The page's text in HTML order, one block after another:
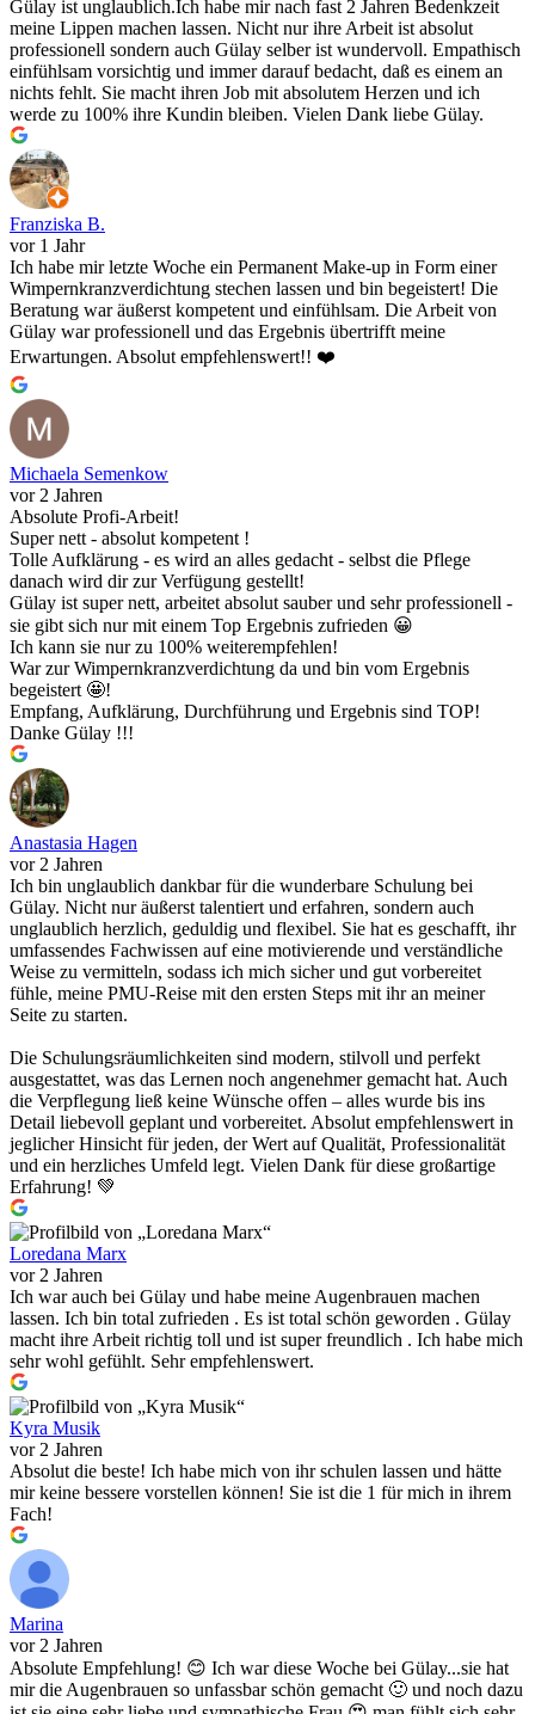
Gülay ist unglaublich.Ich habe mir nach fast 2 Jahren Bedenkzeit
meine Lippen machen lassen. Nicht nur ihre Arbeit ist absolut
professionell sondern auch Gülay selber ist wundervoll. Empathisch
einfühlsam vorsichtig und immer darauf bedacht, daß es einem an
nichts fehlt. Sie macht ihren Job mit absolutem Herzen und ich
werde zu 100% ihre Kundin bleiben. Vielen Dank liebe Gülay.
Franziska B.
vor 1 Jahr
Ich habe mir letzte Woche ein Permanent Make-up in Form einer
Wimpernkranzverdichtung stechen lassen und bin begeistert! Die
Beratung war äußerst kompetent und einfühlsam. Die Arbeit von
Gülay war professionell und das Ergebnis übertrifft meine
Erwartungen. Absolut empfehlenswert!! ❤️
Michaela Semenkow
vor 2 Jahren
Absolute Profi-Arbeit!
Super nett - absolut kompetent !
Tolle Aufklärung - es wird an alles gedacht - selbst die Pflege
danach wird dir zur Verfügung gestellt!
Gülay ist super nett, arbeitet absolut sauber und sehr professionell -
sie gibt sich nur mit einem Top Ergebnis zufrieden 😀
Ich kann sie nur zu 100% weiterempfehlen!
War zur Wimpernkranzverdichtung da und bin vom Ergebnis
begeistert 🤩!
Empfang, Aufklärung, Durchführung und Ergebnis sind TOP!
Danke Gülay !!!
Anastasia Hagen
vor 2 Jahren
Ich bin unglaublich dankbar für die wunderbare Schulung bei
Gülay. Nicht nur äußerst talentiert und erfahren, sondern auch
unglaublich herzlich, geduldig und flexibel. Sie hat es geschafft, ihr
umfassendes Fachwissen auf eine motivierende und verständliche
Weise zu vermitteln, sodass ich mich sicher und gut vorbereitet
fühle, meine PMU-Reise mit den ersten Steps mit ihr an meiner
Seite zu starten.
Die Schulungsräumlichkeiten sind modern, stilvoll und perfekt
ausgestattet, was das Lernen noch angenehmer gemacht hat. Auch
die Verpflegung ließ keine Wünsche offen – alles wurde bis ins
Detail liebevoll geplant und vorbereitet. Absolut empfehlenswert in
jeglicher Hinsicht für jeden, der Wert auf Qualität, Professionalität
und ein herzliches Umfeld legt. Vielen Dank für diese großartige
Erfahrung! 💚
Loredana Marx
vor 2 Jahren
Ich war auch bei Gülay und habe meine Augenbrauen machen
lassen. Ich bin total zufrieden . Es ist total schön geworden . Gülay
macht ihre Arbeit richtig toll und ist super freundlich . Ich habe mich
sehr wohl gefühlt. Sehr empfehlenswert.
Kyra Musik
vor 2 Jahren
Absolut die beste! Ich habe mich von ihr schulen lassen und hätte
mir keine bessere vorstellen können! Sie ist die 1 für mich in ihrem
Fach!
Marina
vor 2 Jahren
Absolute Empfehlung! 😊 Ich war diese Woche bei Gülay...sie hat
mir die Augenbrauen so unfassbar schön gemacht 🙂 und noch dazu